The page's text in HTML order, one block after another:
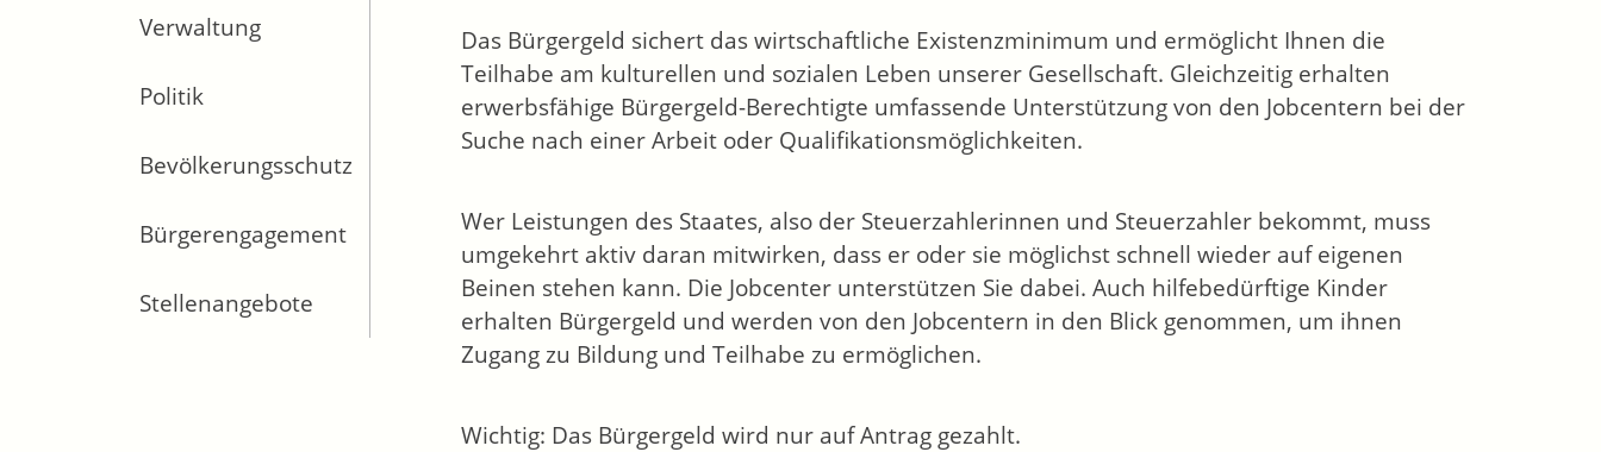
Verwaltung
Politik
Bevölkerungsschutz
Bürgerengagement
Stellenangebote
Das Bürgergeld sichert das wirtschaftliche Existenzminimum und ermöglicht Ihnen die
Teilhabe am kulturellen und sozialen Leben unserer Gesellschaft. Gleichzeitig erhalten
erwerbsfähige Bürgergeld-Berechtigte umfassende Unterstützung von den Jobcentern bei der
Suche nach einer Arbeit oder Qualifikationsmöglichkeiten.
Wer Leistungen des Staates, also der Steuerzahlerinnen und Steuerzahler bekommt, muss
umgekehrt aktiv daran mitwirken, dass er oder sie möglichst schnell wieder auf eigenen
Beinen stehen kann. Die Jobcenter unterstützen Sie dabei. Auch hilfebedürftige Kinder
erhalten Bürgergeld und werden von den Jobcentern in den Blick genommen, um ihnen
Zugang zu Bildung und Teilhabe zu ermöglichen.
Wichtig: Das Bürgergeld wird nur auf Antrag gezahlt.